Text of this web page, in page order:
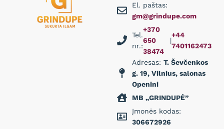
El. paštas:
gm@grindupe.com
Tel.
nr.:
+370
650
38474
|
+44
7401162473
Adresas: T. Ševčenkos
g. 19, Vilnius, salonas
Openini
MB „GRINDUPĖ”
Įmonės kodas:
306672926